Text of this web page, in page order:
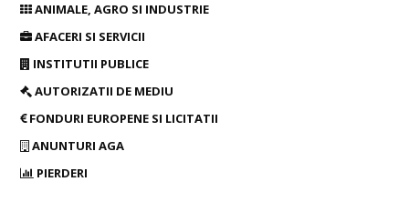
ANIMALE, AGRO SI INDUSTRIE
AFACERI SI SERVICII
INSTITUTII PUBLICE
AUTORIZATII DE MEDIU
FONDURI EUROPENE SI LICITATII
ANUNTURI AGA
PIERDERI